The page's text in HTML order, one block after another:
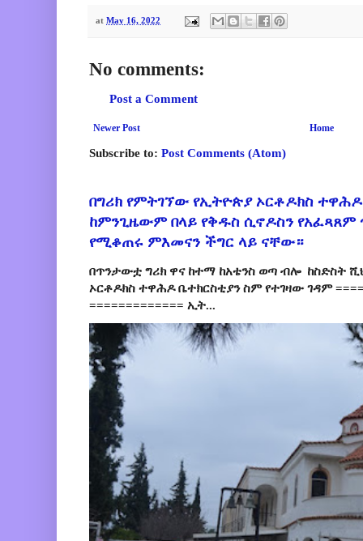
at May 16, 2022
No comments:
Post a Comment
Newer Post Home
Subscribe to: Post Comments (Atom)
በግሪክ የምትገኘው የኢትዮጵያ ኦርቶዶክስ
ከምንጊዜውም በላይ የቅዱስ ሲኖዶስን የአፈጻጸም
የሚቆጠሩ ምእመናን ችግር ላይ ናቸው።
በጥንታውቷ ግሪክ ዋና ከተማ ከአቴንስ ወጣ ብሎ ከስድስት
ኦርቶዶክስ ተዋሕዶ ቤተክርስቲያን ስም የተገዛው ገዳም
============= ኢት...